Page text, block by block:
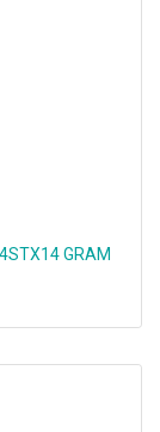
GRAM